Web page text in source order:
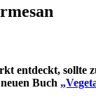
entdeckt,
Buch